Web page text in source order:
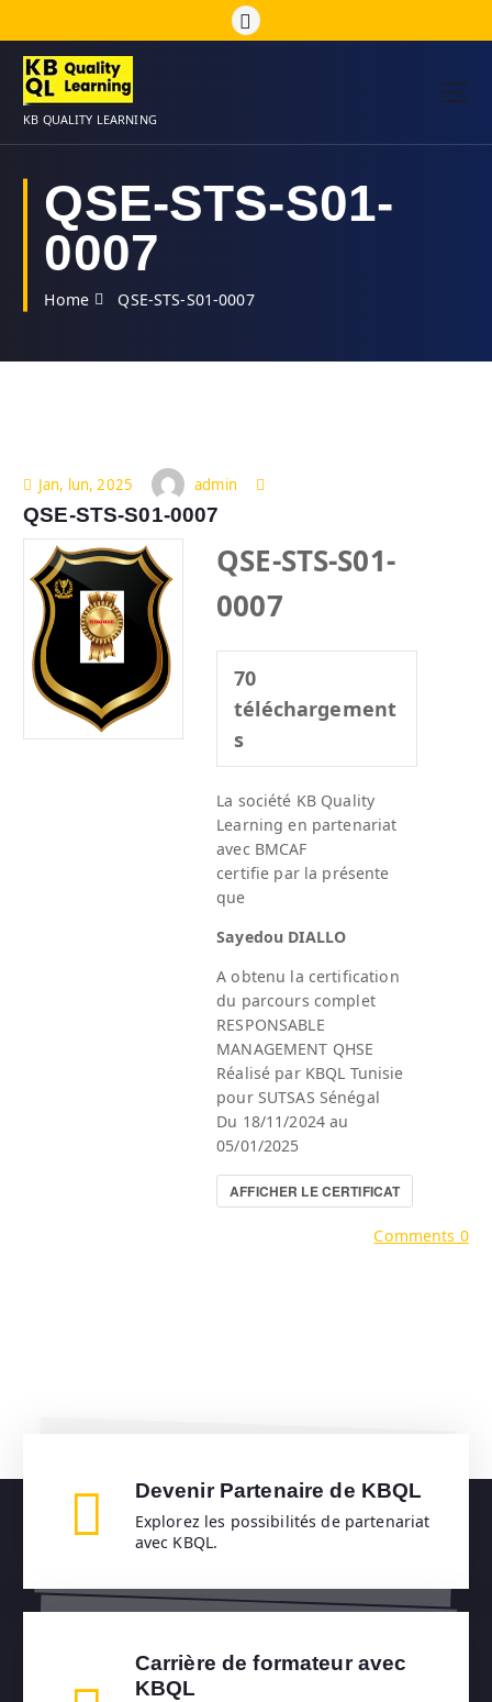
KB QUALITY LEARNING
QSE-STS-S01-
0007
Home QSE-STS-S01-0007
Jan, lun, 2025 admin
QSE-STS-S01-0007
QSE-STS-S01-
0007
70
téléchargement
s
La société KB Quality
Learning en partenariat
avec BMCAF
certifie par la présente
que
Sayedou DIALLO
A obtenu la certification
du parcours complet
RESPONSABLE
MANAGEMENT QHSE
Réalisé par KBQL Tunisie
pour SUTSAS Sénégal
Du 18/11/2024 au
05/01/2025
AFFICHER LE CERTIFICAT
Comments 0
Devenir Partenaire de KBQL
Explorez les possibilités de partenariat
avec KBQL.
Carrière de formateur avec
KBQL